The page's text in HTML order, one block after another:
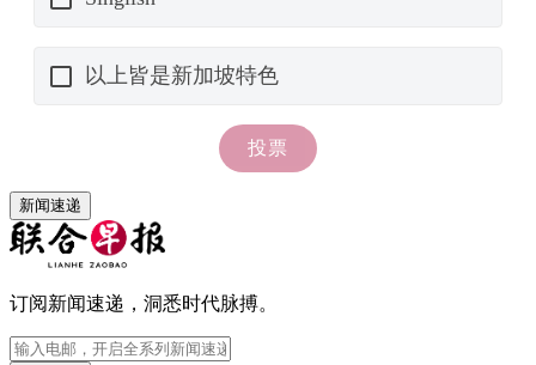
新闻速递
订阅新闻速递，洞悉时代脉搏。